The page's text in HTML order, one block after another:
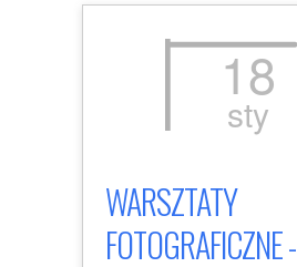
18
sty
WARSZTATY
FOTOGRAFICZNE -